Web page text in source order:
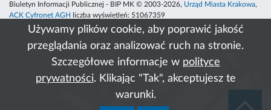
Używamy plików cookie, aby poprawić jakość
przeglądania oraz analizować ruch na stronie.
Szczegółowe informacje w polityce
prywatności. Klikając "Tak", akceptujesz te
warunki.
Biuletyn Informacji Publicznej - BIP MK © 2003-2026, Urząd Miasta Krakowa,
ACK Cyfronet AGH
liczba wyświetleń: 51067359